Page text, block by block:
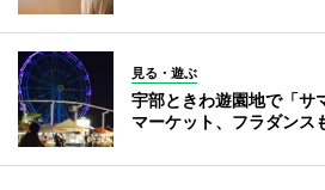
見る・遊ぶ
宇部ときわ遊園地で「サ
マーケット、フラダンス